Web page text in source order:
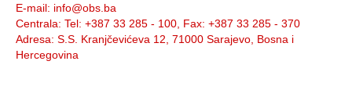
E-mail: info@obs.ba
Centrala: Tel: +387 33 285 - 100, Fax: +387 33 285 - 370
Adresa: S.S. Kranjčevićeva 12, 71000 Sarajevo, Bosna i
Hercegovina